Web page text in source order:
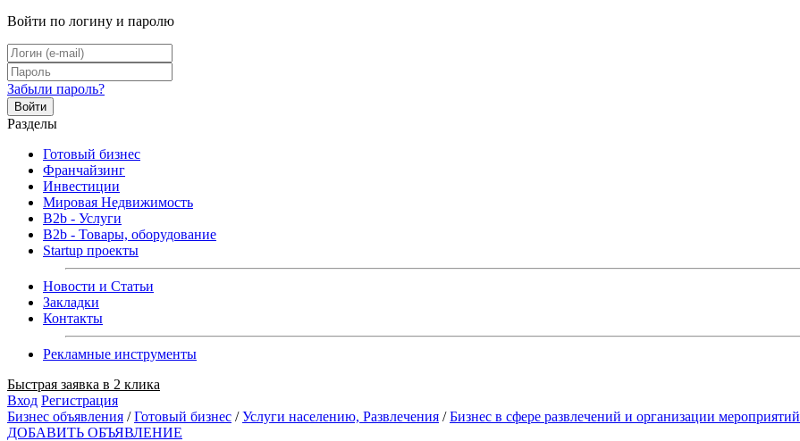
Войти по логину и паролю
Забыли пароль?
Войти
Разделы
Готовый бизнес
Франчайзинг
Инвестиции
Мировая Недвижимость
B2b - Услуги
B2b - Товары, оборудование
Startup проекты
Новости и Статьи
Закладки
Контакты
Рекламные инструменты
Быстрая заявка в 2 клика
Вход Регистрация
Бизнес объявления /Готовый бизнес /Услуги населению, Развлечения /Бизнес в сфере развлечений и организации мероприятий
ДОБАВИТЬ ОБЪЯВЛЕНИЕ